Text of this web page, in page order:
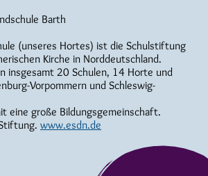
Barth
(unseres Hortes) ist die Schulstiftung
Kirche in Norddeutschland.
insgesamt 20 Schulen, 14 Horte und
Vorpommern und Schleswig-
eine große Bildungsgemeinschaft.
www.esdn.de